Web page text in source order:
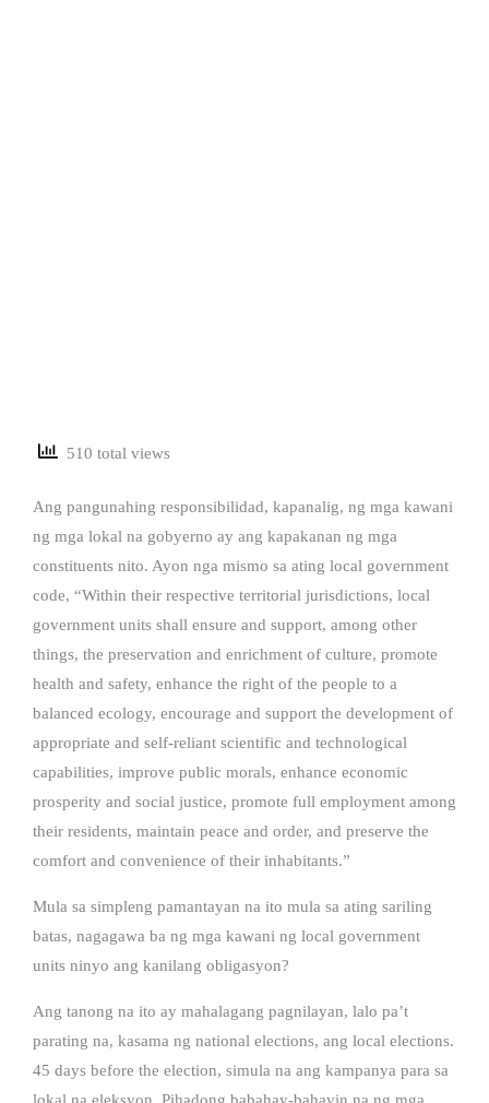
510 total views
Ang pangunahing responsibilidad, kapanalig, ng mga kawani
ng mga lokal na gobyerno ay ang kapakanan ng mga
constituents nito. Ayon nga mismo sa ating local government
code, “Within their respective territorial jurisdictions, local
government units shall ensure and support, among other
things, the preservation and enrichment of culture, promote
health and safety, enhance the right of the people to a
balanced ecology, encourage and support the development of
appropriate and self-reliant scientific and technological
capabilities, improve public morals, enhance economic
prosperity and social justice, promote full employment among
their residents, maintain peace and order, and preserve the
comfort and convenience of their inhabitants.”
Mula sa simpleng pamantayan na ito mula sa ating sariling
batas, nagagawa ba ng mga kawani ng local government
units ninyo ang kanilang obligasyon?
Ang tanong na ito ay mahalagang pagnilayan, lalo pa’t
parating na, kasama ng national elections, ang local elections.
45 days before the election, simula na ang kampanya para sa
lokal na eleksyon. Pihadong babahay-bahayin na ng mga